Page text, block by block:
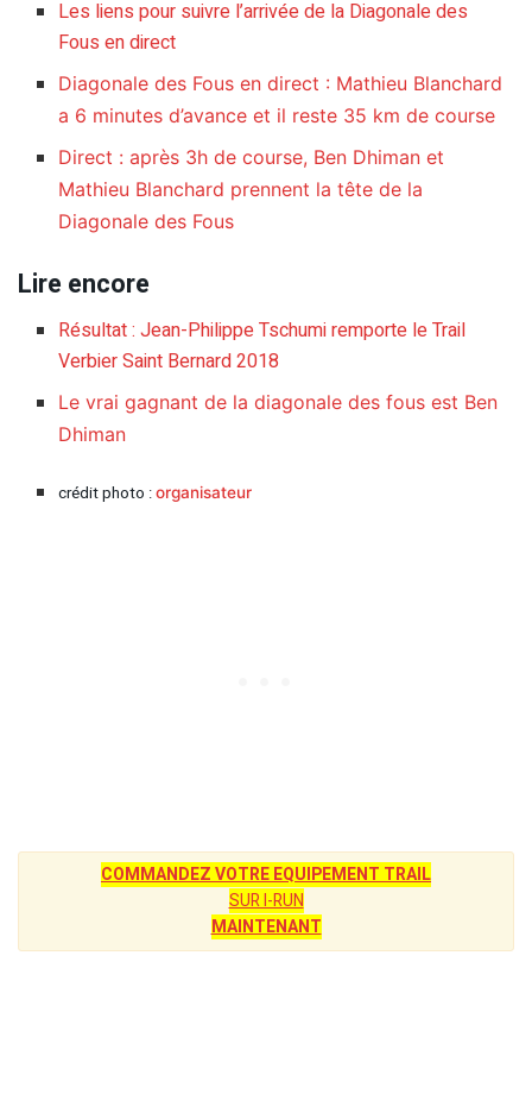
Les liens pour suivre l’arrivée de la Diagonale des
Fous en direct
Diagonale des Fous en direct : Mathieu Blanchard
a 6 minutes d’avance et il reste 35 km de course
Direct : après 3h de course, Ben Dhiman et
Mathieu Blanchard prennent la tête de la
Diagonale des Fous
Lire encore
Résultat : Jean-Philippe Tschumi remporte le Trail
Verbier Saint Bernard 2018
Le vrai gagnant de la diagonale des fous est Ben
Dhiman
crédit photo :organisateur
COMMANDEZ VOTRE EQUIPEMENT TRAIL
SUR I-RUN
MAINTENANT